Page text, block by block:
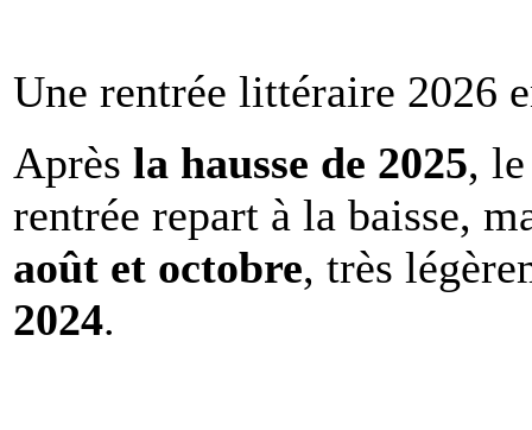
Une rentrée littéraire 2026
Après la hausse de 2025,
rentrée repart à la baisse,
août et octobre, très
2024.